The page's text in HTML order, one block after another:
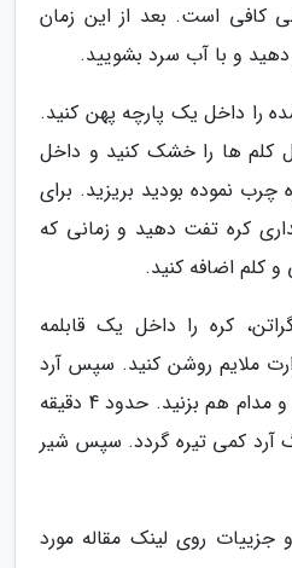
کافی است. بعد از این زمان
و با آب سرد بشویید.
را داخل یک پارچه پهن کنید.
کلم ها را خشک کنید و داخل
چرب نموده بودید بریزید. برای
کره تفت دهید و زمانی که
کلم اضافه کنید.
کره را داخل یک قابلمه
ملایم روشن کنید. سپس آرد
را کم کم به کره اضافه کنید و مدام هم بزنید. حدود 4 دقیقه
آرد کمی تیره گردد. سپس شیر
جزییات روی لینک مقاله مورد